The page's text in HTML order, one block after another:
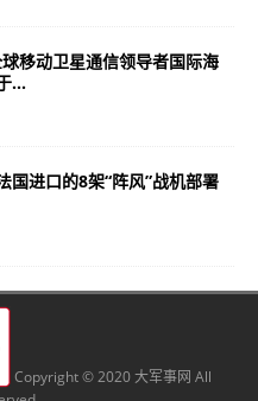
移动卫星通信领导者国际海
...
国进口的8架“阵风”战机部署
Copyright © 2020 大军事网 All